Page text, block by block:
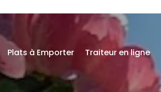
Plats à Emporter Traiteur en ligne